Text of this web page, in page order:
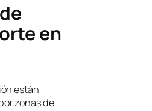
en
están
zonas de